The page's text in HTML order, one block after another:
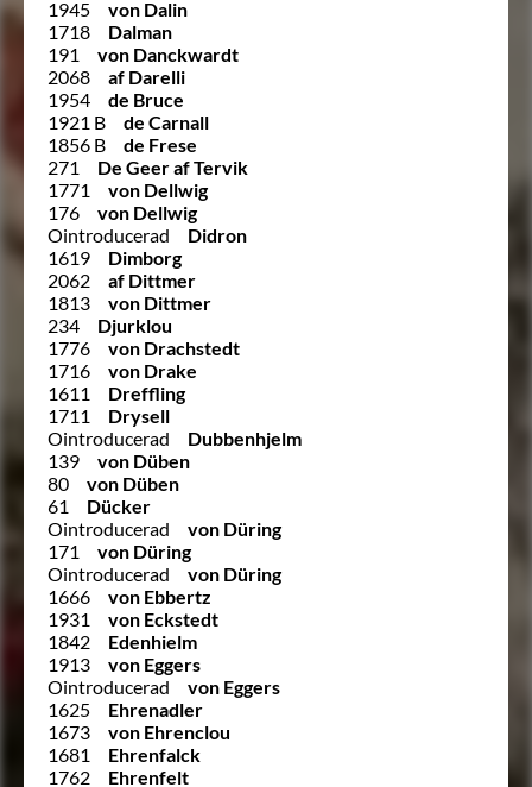
1945
von Dalin
1718
Dalman
191
von Danckwardt
2068
af Darelli
1954
de Bruce
1921 B
de Carnall
1856 B
de Frese
271
De Geer af Tervik
1771
von Dellwig
176
von Dellwig
Ointroducerad
Didron
1619
Dimborg
2062
af Dittmer
1813
von Dittmer
234
Djurklou
1776
von Drachstedt
1716
von Drake
1611
Dreffling
1711
Drysell
Ointroducerad
Dubbenhjelm
139
von Düben
80
von Düben
61
Dücker
Ointroducerad
von Düring
171
von Düring
Ointroducerad
von Düring
1666
von Ebbertz
1931
von Eckstedt
1842
Edenhielm
1913
von Eggers
Ointroducerad
von Eggers
1625
Ehrenadler
1673
von Ehrenclou
1681
Ehrenfalck
1762
Ehrenfelt